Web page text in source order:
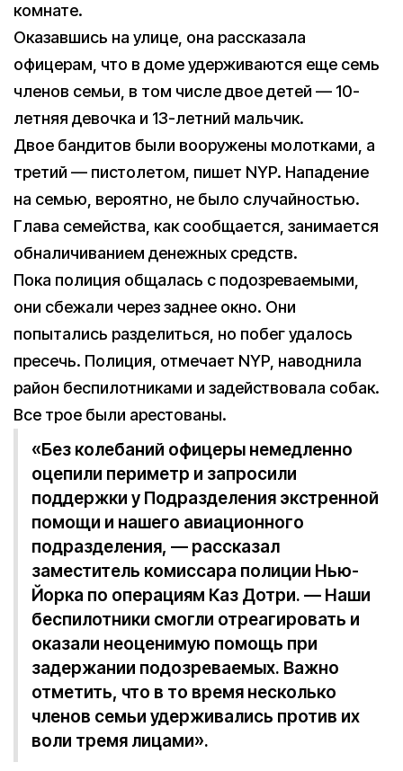
комнате.
Оказавшись на улице, она рассказала
офицерам, что в доме удерживаются еще семь
членов семьи, в том числе двое детей — 10-
летняя девочка и 13-летний мальчик.
Двое бандитов были вооружены молотками, а
третий — пистолетом, пишет NYP. Нападение
на семью, вероятно, не было случайностью.
Глава семейства, как сообщается, занимается
обналичиванием денежных средств.
Пока полиция общалась с подозреваемыми,
они сбежали через заднее окно. Они
попытались разделиться, но побег удалось
пресечь. Полиция, отмечает NYP, наводнила
район беспилотниками и задействовала собак.
Все трое были арестованы.
«Без колебаний офицеры немедленно
оцепили периметр и запросили
поддержки у Подразделения экстренной
помощи и нашего авиационного
подразделения, — рассказал
заместитель комиссара полиции Нью-
Йорка по операциям Каз Дотри. — Наши
беспилотники смогли отреагировать и
оказали неоценимую помощь при
задержании подозреваемых. Важно
отметить, что в то время несколько
членов семьи удерживались против их
воли тремя лицами».